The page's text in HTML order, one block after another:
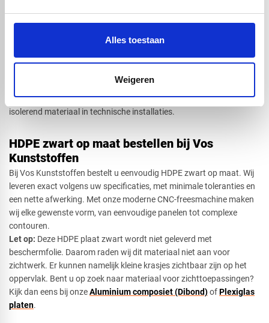
Alles toestaan
Weigeren
​Opslagtanks en leidingsystemen in de waterbehandeling
technische onderdelen in apparaten- en machinebouw
werkoppervlakken en snijplaten in de
Orthopedische toepassingen zoals spalken en beugels
Daarnaast wordt HDPE plaat zwart vaak gekozen als elektrisch
isolerend materiaal in technische installaties.
HDPE zwart op maat bestellen bij Vos
Kunststoffen
Bij Vos Kunststoffen bestelt u eenvoudig HDPE zwart op maat. Wij
leveren exact volgens uw specificaties, met minimale toleranties en
een nette afwerking. Met onze moderne CNC-freesmachine maken
wij elke gewenste vorm, van eenvoudige panelen tot complexe
contouren.
Let op: Deze HDPE plaat zwart wordt niet geleverd met
beschermfolie. Daarom raden wij dit materiaal niet aan voor
zichtwerk. Er kunnen namelijk kleine krasjes zichtbaar zijn op het
oppervlak. Bent u op zoek naar materiaal voor zichttoepassingen?
Kijk dan eens bij onzeAluminium composiet (Dibond)ofPlexiglas
platen.